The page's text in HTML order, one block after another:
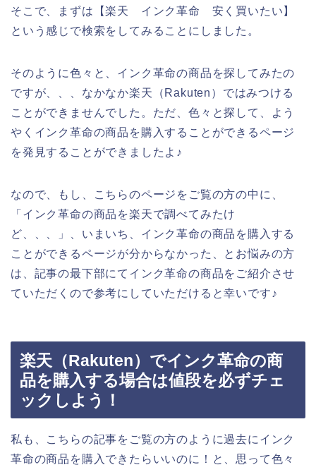
そこで、まずは【楽天 インク革命 安く買いたい】
という感じで検索をしてみることにしました。
そのように色々と、インク革命の商品を探してみたの
ですが、、、なかなか楽天（Rakuten）ではみつける
ことができませんでした。ただ、色々と探して、よう
やくインク革命の商品を購入することができるページ
を発見することができましたよ♪
なので、もし、こちらのページをご覧の方の中に、
「インク革命の商品を楽天で調べてみたけ
ど、、、」、いまいち、インク革命の商品を購入する
ことができるページが分からなかった、とお悩みの方
は、記事の最下部にてインク革命の商品をご紹介させ
ていただくので参考にしていただけると幸いです♪
楽天（Rakuten）でインク革命の商
品を購入する場合は値段を必ずチェ
ックしよう！
私も、こちらの記事をご覧の方のように過去にインク
革命の商品を購入できたらいいのに！と、思って色々